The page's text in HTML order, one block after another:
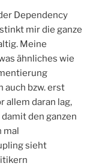
Dependency
mir die ganze
Meine
ähnliches wie
auch bzw. erst
allem daran lag,
den ganzen
mal
sieht